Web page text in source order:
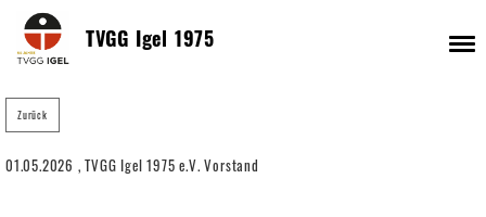
TVGG Igel 1975
Zurück
01.05.2026 , TVGG Igel 1975 e.V. Vorstand